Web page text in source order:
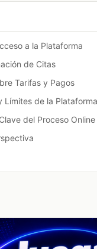
a la Plataforma
de Citas
Tarifas y Pagos
Límites de la Plataforma
del Proceso Online